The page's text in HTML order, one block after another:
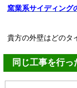
窯業系サイディング
貴方の外壁はどのタ
同じ工事を行っ